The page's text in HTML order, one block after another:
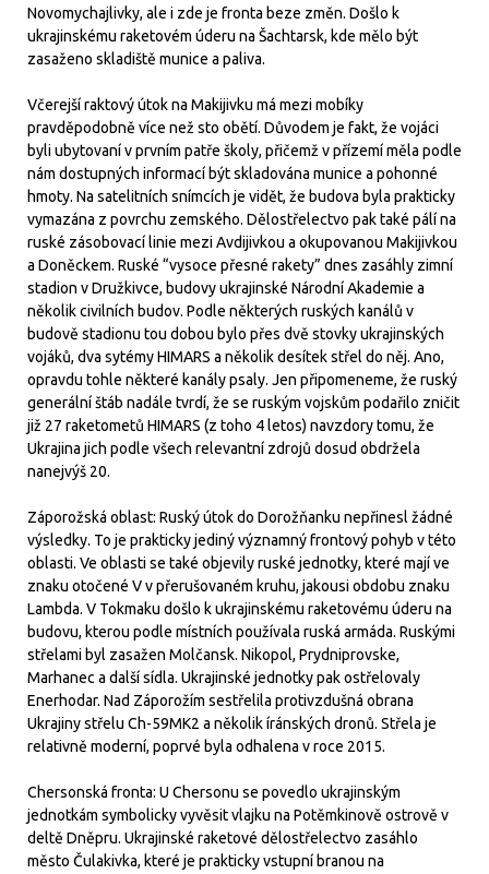
Novomychajlivky, ale i zde je fronta beze změn. Došlo k
ukrajinskému raketovém úderu na Šachtarsk, kde mělo být
zasaženo skladiště munice a paliva.
Včerejší raktový útok na Makijivku má mezi mobíky
pravděpodobně více než sto obětí. Důvodem je fakt, že vojáci
byli ubytovaní v prvním patře školy, přičemž v přízemí měla podle
nám dostupných informací být skladována munice a pohonné
hmoty. Na satelitních snímcích je vidět, že budova byla prakticky
vymazána z povrchu zemského. Dělostřelectvo pak také pálí na
ruské zásobovací linie mezi Avdijivkou a okupovanou Makijivkou
a Doněckem. Ruské “vysoce přesné rakety” dnes zasáhly zimní
stadion v Družkivce, budovy ukrajinské Národní Akademie a
několik civilních budov. Podle některých ruských kanálů v
budově stadionu tou dobou bylo přes dvě stovky ukrajinských
vojáků, dva sytémy HIMARS a několik desítek střel do něj. Ano,
opravdu tohle některé kanály psaly. Jen připomeneme, že ruský
generální štáb nadále tvrdí, že se ruským vojskům podařilo zničit
již 27 raketometů HIMARS (z toho 4 letos) navzdory tomu, že
Ukrajina jich podle všech relevantní zdrojů dosud obdržela
nanejvýš 20.
Záporožská oblast: Ruský útok do Dorožňanku nepřinesl žádné
výsledky. To je prakticky jediný významný frontový pohyb v této
oblasti. Ve oblasti se také objevily ruské jednotky, které mají ve
znaku otočené V v přerušovaném kruhu, jakousi obdobu znaku
Lambda. V Tokmaku došlo k ukrajinskému raketovému úderu na
budovu, kterou podle místních používala ruská armáda. Ruskými
střelami byl zasažen Molčansk. Nikopol, Prydniprovske,
Marhanec a další sídla. Ukrajinské jednotky pak ostřelovaly
Enerhodar. Nad Záporožím sestřelila protivzdušná obrana
Ukrajiny střelu Ch-59MK2 a několik íránských dronů. Střela je
relativně moderní, poprvé byla odhalena v roce 2015.
Chersonská fronta: U Chersonu se povedlo ukrajinským
jednotkám symbolicky vyvěsit vlajku na Potěmkinově ostrově v
deltě Dněpru. Ukrajinské raketové dělostřelectvo zasáhlo
město Čulakivka, které je prakticky vstupní branou na